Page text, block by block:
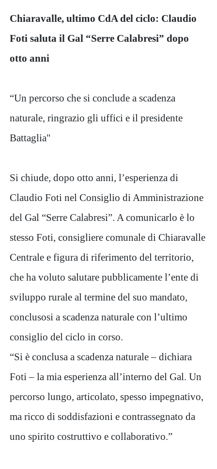
Chiaravalle, ultimo CdA del ciclo: Claudio
Foti saluta il Gal “Serre Calabresi” dopo
otto anni
“Un percorso che si conclude a scadenza
naturale, ringrazio gli uffici e il presidente
Battaglia"
Si chiude, dopo otto anni, l’esperienza di
Claudio Foti nel Consiglio di Amministrazione
del Gal “Serre Calabresi”. A comunicarlo è lo
stesso Foti, consigliere comunale di Chiaravalle
Centrale e figura di riferimento del territorio,
che ha voluto salutare pubblicamente l’ente di
sviluppo rurale al termine del suo mandato,
conclusosi a scadenza naturale con l’ultimo
consiglio del ciclo in corso.
“Si è conclusa a scadenza naturale – dichiara
Foti – la mia esperienza all’interno del Gal. Un
percorso lungo, articolato, spesso impegnativo,
ma ricco di soddisfazioni e contrassegnato da
uno spirito costruttivo e collaborativo.”